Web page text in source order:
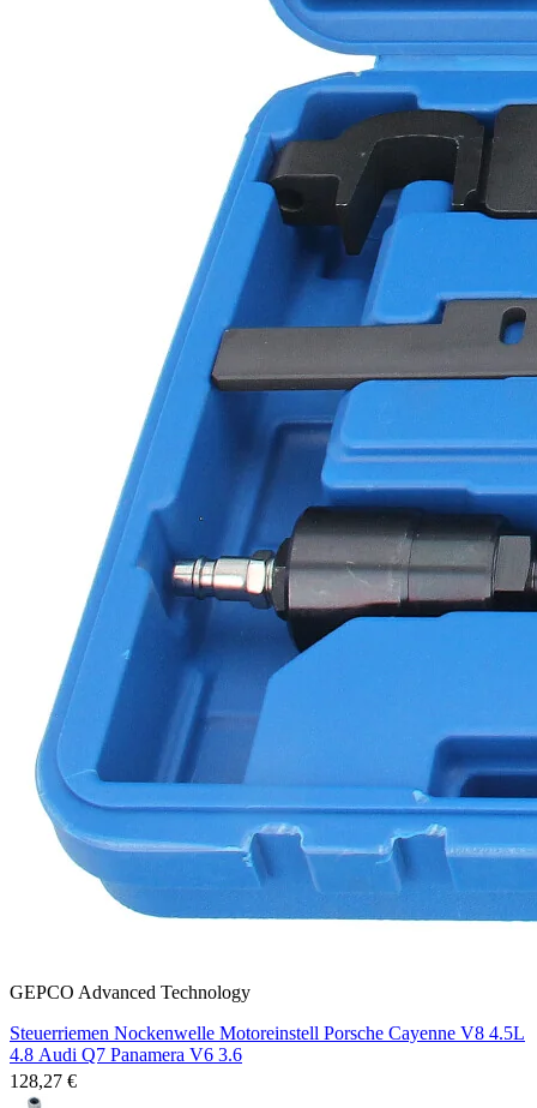
GEPCO Advanced Technology
Steuerriemen Nockenwelle Motoreinstell Porsche Cayenne V8 4.5L
4.8 Audi Q7 Panamera V6 3.6
128,27 €